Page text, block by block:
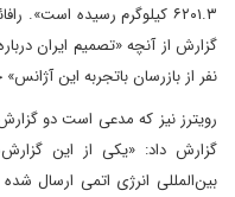
۶۲۰۱.۳ کیلوگرم رسیده
گزارش از آنچه «تصمیم ایران
نفر از بازرسان باتجربه این
رویترز نیز که مدعی است دو
گزارش داد: «یکی از این
بین‌المللی انرژی اتمی ارسال